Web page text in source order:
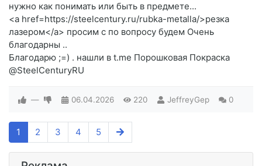
нужно как понимать или быть в предмете...
<a href=https://steelcentury.ru/rubka-metalla/>резка
лазером</a> просим c по вопросу будем Очень
благодарны ..
Благодарю ;=) . нашли в t.me Порошковая Покраска
@SteelCenturyRU
— 06.04.2026 220 JeffreyGep 0
1 2 3 4 5